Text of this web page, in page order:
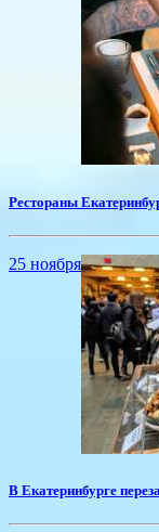
Рестораны
25 ноября
​В Екатеринбурге